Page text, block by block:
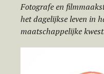
Fotografe en
het dagelijkse leven in
maatschappelijke